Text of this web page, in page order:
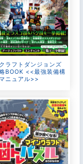
ラフトダンジョンズ
BOOK <<最強装備構
ニュアル>>